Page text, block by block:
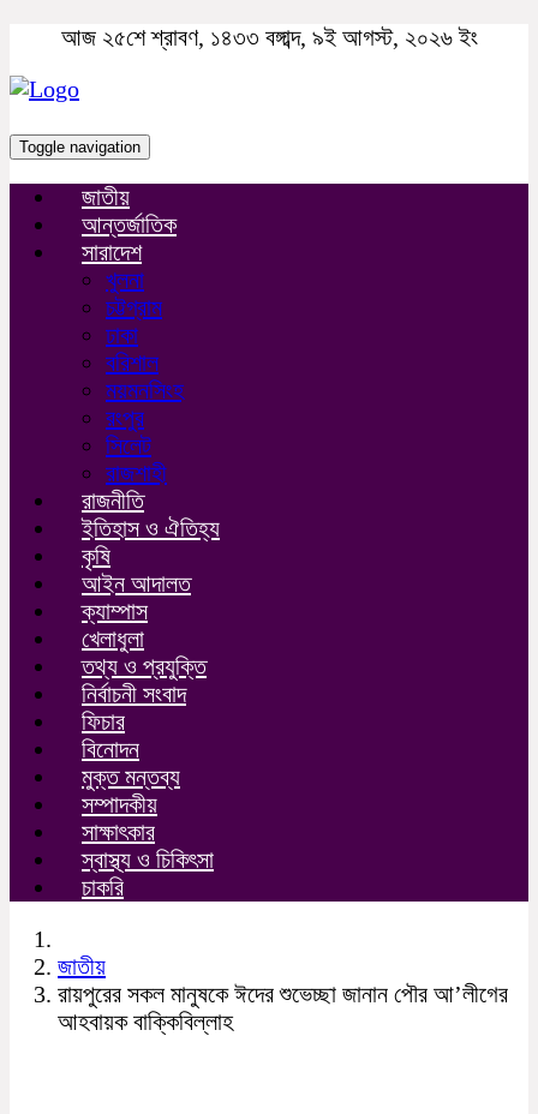
আজ ২৫শে শ্রাবণ, ১৪৩৩ বঙ্গাব্দ, ৯ই আগস্ট, ২০২৬ ইং
Toggle navigation
জাতীয়
আন্তর্জাতিক
সারাদেশ
খুলনা
চট্টগ্রাম
ঢাকা
বরিশাল
ময়মনসিংহ
রংপুর
সিলেট
রাজশাহী
রাজনীতি
ইতিহাস ও ঐতিহ্য
কৃষি
আইন আদালত
ক্যাম্পাস
খেলাধুলা
তথ্য ও প্রযুক্তি
নির্বাচনী সংবাদ
ফিচার
বিনোদন
মুক্ত মন্তব্য
সম্পাদকীয়
সাক্ষাৎকার
স্বাস্থ্য ও চিকিৎসা
চাকরি
জাতীয়
রায়পুরের সকল মানুষকে ঈদের শুভেচ্ছা জানান পৌর আ’লীগের
আহবায়ক বাক্কিবিল্লাহ